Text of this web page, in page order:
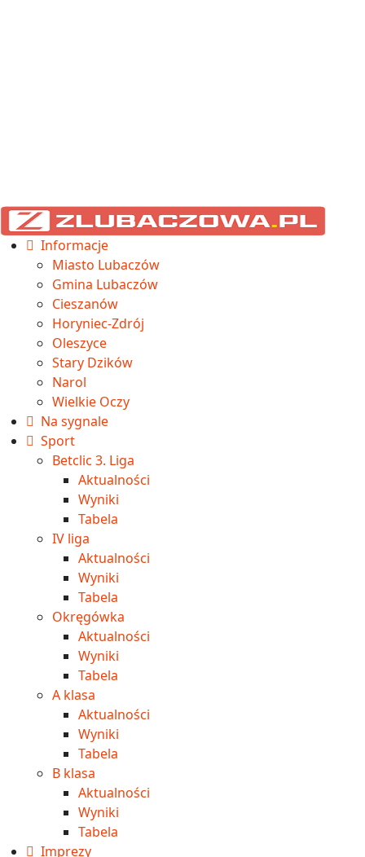
Informacje
Miasto Lubaczów
Gmina Lubaczów
Cieszanów
Horyniec-Zdrój
Oleszyce
Stary Dzików
Narol
Wielkie Oczy
Na sygnale
Sport
Betclic 3. Liga
Aktualności
Wyniki
Tabela
IV liga
Aktualności
Wyniki
Tabela
Okręgówka
Aktualności
Wyniki
Tabela
A klasa
Aktualności
Wyniki
Tabela
B klasa
Aktualności
Wyniki
Tabela
Imprezy